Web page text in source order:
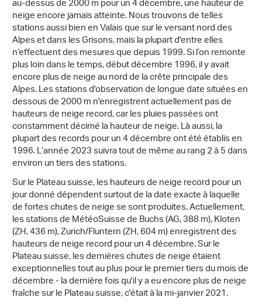
au-dessus de 2000 m pour un 4 décembre, une hauteur de
neige encore jamais atteinte. Nous trouvons de telles
stations aussi bien en Valais que sur le versant nord des
Alpes et dans les Grisons, mais la plupart d'entre elles
n’effectuent des mesures que depuis 1999. Si l’on remonte
plus loin dans le temps, début décembre 1996, il y avait
encore plus de neige au nord de la crête principale des
Alpes. Les stations d'observation de longue date situées en
dessous de 2000 m n'enregistrent actuellement pas de
hauteurs de neige record, car les pluies passées ont
constamment décimé la hauteur de neige. Là aussi, la
plupart des records pour un 4 décembre ont été établis en
1996. L’année 2023 suivra tout de même au rang 2 à 5 dans
environ un tiers des stations.
Sur le Plateau suisse, les hauteurs de neige record pour un
jour donné dépendent surtout de la date exacte à laquelle
de fortes chutes de neige se sont produites. Actuellement,
les stations de MétéoSuisse de Buchs (AG, 388 m), Kloten
(ZH, 436 m), Zurich/Fluntern (ZH, 604 m) enregistrent des
hauteurs de neige record pour un 4 décembre. Sur le
Plateau suisse, les dernières chutes de neige étaient
exceptionnelles tout au plus pour le premier tiers du mois de
décembre - la dernière fois qu'il y a eu encore plus de neige
fraîche sur le Plateau suisse, c'était à la mi-janvier 2021.